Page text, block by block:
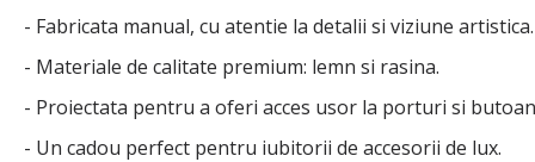
- Fabricata manual, cu atentie la detalii si viziune artistica.
- Materiale de calitate premium: lemn si rasina.
- Proiectata pentru a oferi acces usor la porturi si
- Un cadou perfect pentru iubitorii de accesorii de lux.